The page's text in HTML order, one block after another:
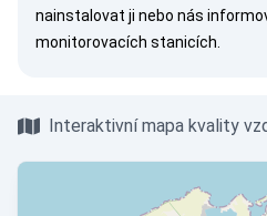
nainstalovat ji nebo nás
monitorovacích stanicích.
Interaktivní mapa kvality